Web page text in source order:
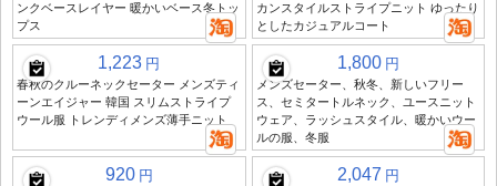
ンクベースレイヤー 暖かいベース冬トッ
プス
カンスタイルストライプニット ゆったり
としたカジュアルコート
1,223 円
春秋のクルーネックセーター メンズティ
ーンエイジャー 韓国 スリムストライプ
ウール服 トレンディメンズ薄手ニット
1,800 円
メンズセーター、秋冬、新しいフリー
ス、セミタートルネック、ユースニット
ウェア、ラッシュスタイル、暖かいウー
ルの服、冬服
920 円 2,047 円